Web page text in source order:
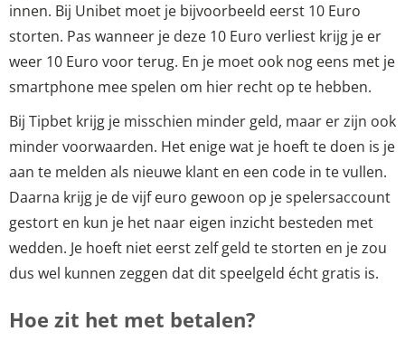
innen. Bij Unibet moet je bijvoorbeeld eerst 10 Euro
storten. Pas wanneer je deze 10 Euro verliest krijg je er
weer 10 Euro voor terug. En je moet ook nog eens met je
smartphone mee spelen om hier recht op te hebben.
Bij Tipbet krijg je misschien minder geld, maar er zijn ook
minder voorwaarden. Het enige wat je hoeft te doen is je
aan te melden als nieuwe klant en een code in te vullen.
Daarna krijg je de vijf euro gewoon op je spelersaccount
gestort en kun je het naar eigen inzicht besteden met
wedden. Je hoeft niet eerst zelf geld te storten en je zou
dus wel kunnen zeggen dat dit speelgeld écht gratis is.
Hoe zit het met betalen?